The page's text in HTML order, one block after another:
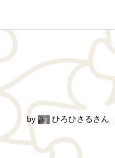
by ひろひさるさん